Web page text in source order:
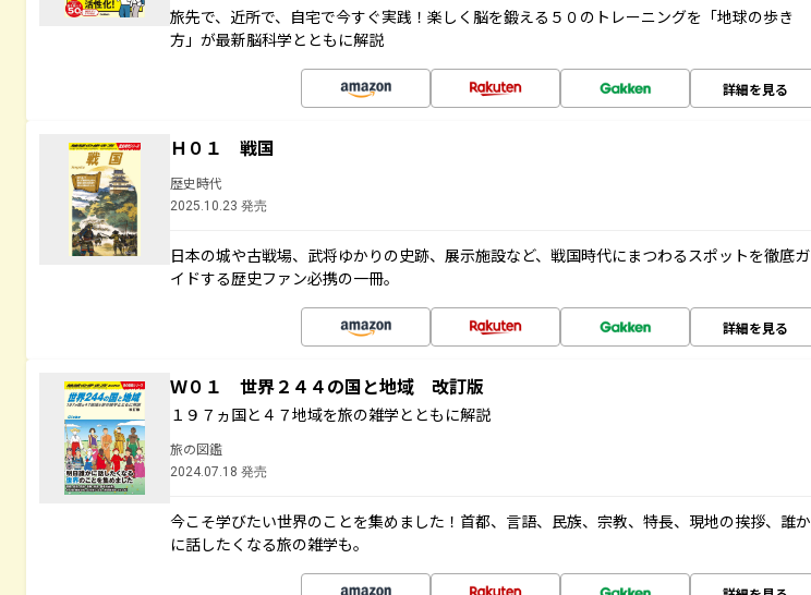
旅先で、近所で、自宅で今すぐ実践！楽しく脳を鍛える５０のトレーニングを「地球の歩き
方」が最新脳科学とともに解説
詳細を見る
Ｈ０１ 戦国
歴史時代
2025.10.23 発売
日本の城や古戦場、武将ゆかりの史跡、展示施設など、戦国時代にまつわるスポットを徹底ガ
イドする歴史ファン必携の一冊。
詳細を見る
Ｗ０１ 世界２４４の国と地域 改訂版
１９７ヵ国と４７地域を旅の雑学とともに解説
旅の図鑑
2024.07.18 発売
今こそ学びたい世界のことを集めました！首都、言語、民族、宗教、特長、現地の挨拶、誰か
に話したくなる旅の雑学も。